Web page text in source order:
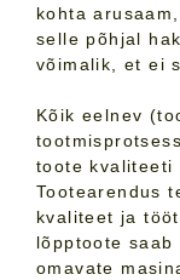
kohta
selle põhjal
võimalik, et ei
Kõik eelnev
toote kvaliteeti
Tootearendus
kvaliteet ja
lõpptoote
omavate